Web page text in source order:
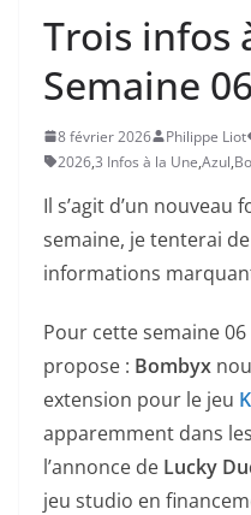
Trois infos
Semaine
8 février 2026 Philippe Liot
2026,3 Infos à la Une,Azul,
Il s’agit d’un
semaine, je tenterai
informations
Pour cette semaine
propose : Bombyx
extension pour le jeu
apparemment dans
l’annonce de Lucky
jeu studio en